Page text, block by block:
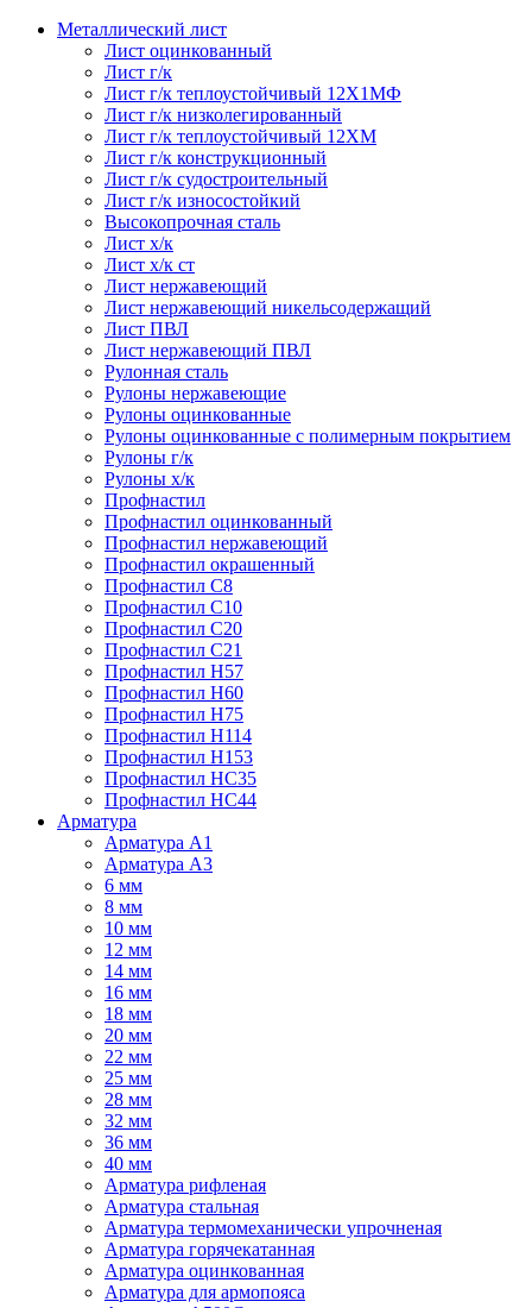
Металлический лист
Лист оцинкованный
Лист г/к
Лист г/к теплоустойчивый 12Х1МФ
Лист г/к низколегированный
Лист г/к теплоустойчивый 12ХМ
Лист г/к конструкционный
Лист г/к судостроительный
Лист г/к износостойкий
Высокопрочная сталь
Лист х/к
Лист х/к ст
Лист нержавеющий
Лист нержавеющий никельсодержащий
Лист ПВЛ
Лист нержавеющий ПВЛ
Рулонная сталь
Рулоны нержавеющие
Рулоны оцинкованные
Рулоны оцинкованные с полимерным покрытием
Рулоны г/к
Рулоны х/к
Профнастил
Профнастил оцинкованный
Профнастил нержавеющий
Профнастил окрашенный
Профнастил С8
Профнастил С10
Профнастил С20
Профнастил С21
Профнастил Н57
Профнастил Н60
Профнастил Н75
Профнастил Н114
Профнастил Н153
Профнастил НС35
Профнастил НС44
Арматура
Арматура А1
Арматура А3
6 мм
8 мм
10 мм
12 мм
14 мм
16 мм
18 мм
20 мм
22 мм
25 мм
28 мм
32 мм
36 мм
40 мм
Арматура рифленая
Арматура стальная
Арматура термомеханически упрочненая
Арматура горячекатанная
Арматура оцинкованная
Арматура для армопояса